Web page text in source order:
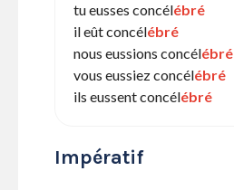
tu eusses concélébré
il eût concélébré
nous eussions concélébré
vous eussiez concélébré
ils eussent concélébré
Impératif